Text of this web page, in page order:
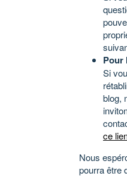
Pour
Si
blog,
ce
Nous
pourra être